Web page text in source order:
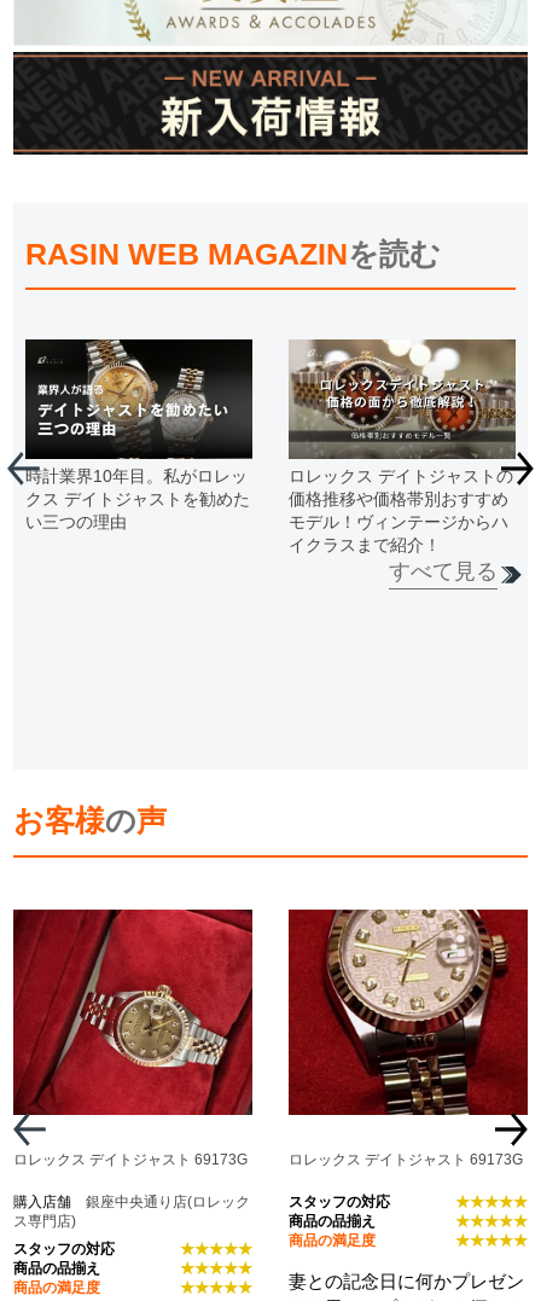
RASIN WEB MAGAZINを読む
時計業界10年目。私がロレッ
クス デイトジャストを勧めた
い三つの理由
ロレックス デイトジャストの
価格推移や価格帯別おすすめ
モデル！ヴィンテージからハ
イクラスまで紹介！
すべて見る
お客様の声
ロレックス デイトジャスト 69173G
購入店舗銀座中央通り店(ロレック
ス専門店)
スタッフの対応
★★★★★
商品の品揃え
★★★★★
商品の満足度
★★★★★
ロレックス デイトジャスト 69173G
スタッフの対応
★★★★★
商品の品揃え
★★★★★
商品の満足度
★★★★★
妻との記念日に何かプレゼン